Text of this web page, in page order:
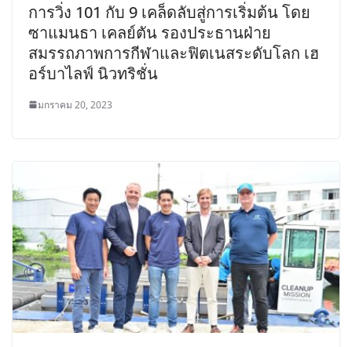
การวิ่ง 101 กับ 9 เคล็ดลับสู่การเริ่มต้น โดย
ซาแมนธา เคลย์ตัน รองประธานฝ่าย
สมรรถภาพการกีฬาและฟิตเนสระดับโลก เฮ
อร์บาไลฟ์ นิวทริชั่น
มกราคม 20, 2023